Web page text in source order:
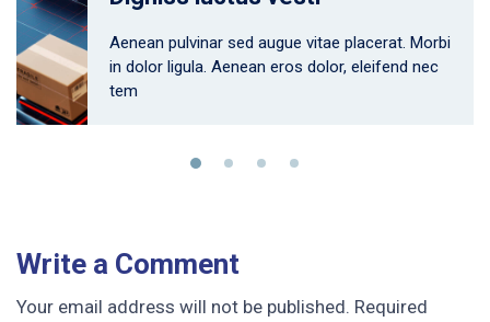
Aenean pulvinar sed augue vitae placerat. Morbi
in dolor ligula. Aenean eros dolor, eleifend nec
tem
Write a Comment
Your email address will not be published. Required